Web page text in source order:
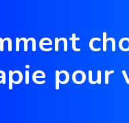
pour